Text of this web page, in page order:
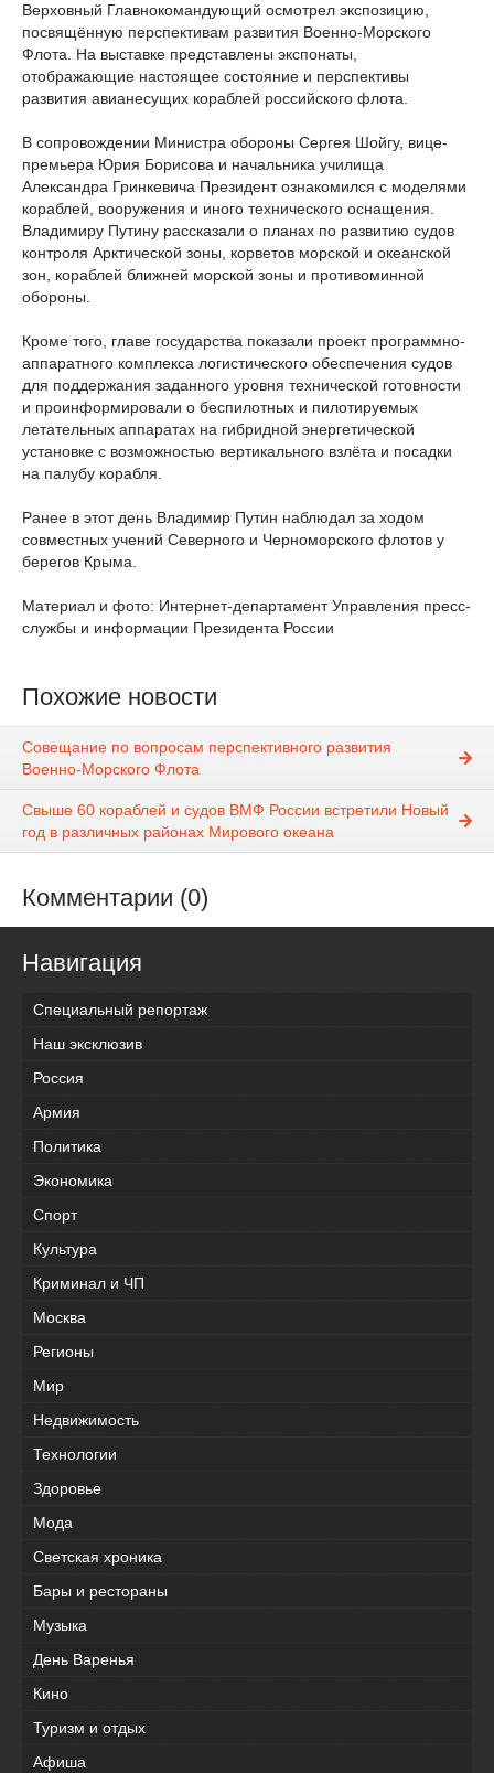
Верховный Главнокомандующий осмотрел экспозицию,
посвящённую перспективам развития Военно-Морского
Флота. На выставке представлены экспонаты,
отображающие настоящее состояние и перспективы
развития авианесущих кораблей российского флота.
В сопровождении Министра обороны Сергея Шойгу, вице-
премьера Юрия Борисова и начальника училища
Александра Гринкевича Президент ознакомился с моделями
кораблей, вооружения и иного технического оснащения.
Владимиру Путину рассказали о планах по развитию судов
контроля Арктической зоны, корветов морской и океанской
зон, кораблей ближней морской зоны и противоминной
обороны.
Кроме того, главе государства показали проект программно-
аппаратного комплекса логистического обеспечения судов
для поддержания заданного уровня технической готовности
и проинформировали о беспилотных и пилотируемых
летательных аппаратах на гибридной энергетической
установке с возможностью вертикального взлёта и посадки
на палубу корабля.
Ранее в этот день Владимир Путин наблюдал за ходом
совместных учений Северного и Черноморского флотов у
берегов Крыма.
Материал и фото: Интернет-департамент Управления пресс-
службы и информации Президента России
Похожие новости
Совещание по вопросам перспективного развития
Военно-Морского Флота
Свыше 60 кораблей и судов ВМФ России встретили Новый
год в различных районах Мирового океана
Комментарии (0)
Навигация
Специальный репортаж
Наш эксклюзив
Россия
Армия
Политика
Экономика
Спорт
Культура
Криминал и ЧП
Москва
Регионы
Мир
Недвижимость
Технологии
Здоровье
Мода
Светская хроника
Бары и рестораны
Музыка
День Варенья
Кино
Туризм и отдых
Афиша